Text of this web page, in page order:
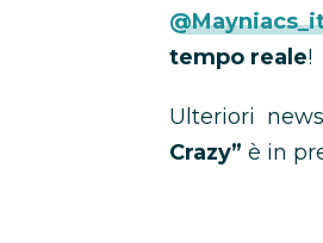
tempo reale!
Ulteriori
Crazy” è in